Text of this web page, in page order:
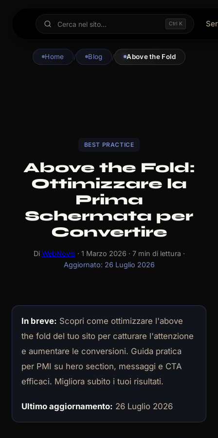
Ctrl K
Home / Blog / Above the Fold
BEST PRACTICE
Above the Fold:
Ottimizzare la
Prima
Schermata per
Convertire
Di WebNovis · 1 Marzo 2026 · 7 min di lettura ·
Aggiornato: 26 Luglio 2026
In breve: Scopri come ottimizzare l'above
the fold del tuo sito per catturare l'attenzione
e aumentare le conversioni. Guida pratica
per PMI su hero section, messaggi e CTA
efficaci. Migliora subito i tuoi risultati.
Ultimo aggiornamento: 26 Luglio 2026